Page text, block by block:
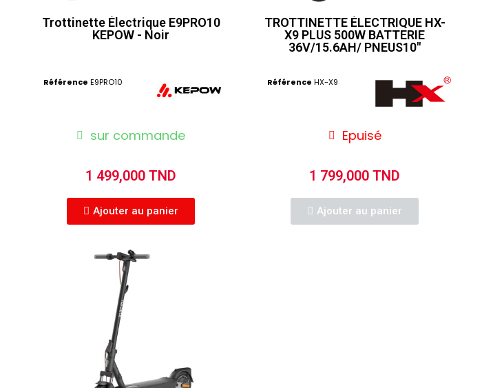
Trottinette Électrique E9PRO10
KEPOW - Noir
Référence E9PRO10
sur commande
1 499,000 TND
Ajouter au panier
TROTTINETTE ÉLECTRIQUE HX-
X9 PLUS 500W BATTERIE
36V/15.6AH/ PNEUS10"
Référence HX-X9
Epuisé
1 799,000 TND
Ajouter au panier